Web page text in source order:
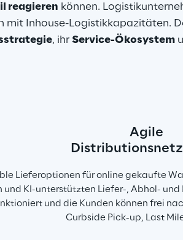
reagieren können.
mit Inhouse-Logistikkapazitäten.
, ihr Service-Ökosystem
Agile
Lieferoptionen für online gekaufte
KI-unterstützten Liefer-, Abhol-
und die Kunden können frei
Curbside Pick-up, Last